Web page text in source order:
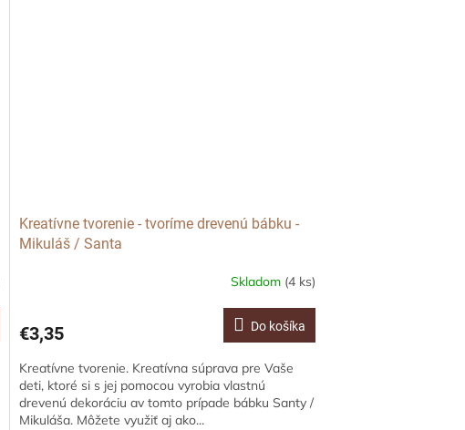
Kreatívne tvorenie - tvoríme drevenú bábku -
Mikuláš / Santa
Skladom (4 ks)
€3,35 Do košíka
Kreatívne tvorenie. Kreatívna súprava pre Vaše
deti, ktoré si s jej pomocou vyrobia vlastnú
drevenú dekoráciu av tomto prípade bábku Santy /
Mikuláša. Môžete využiť aj ako...